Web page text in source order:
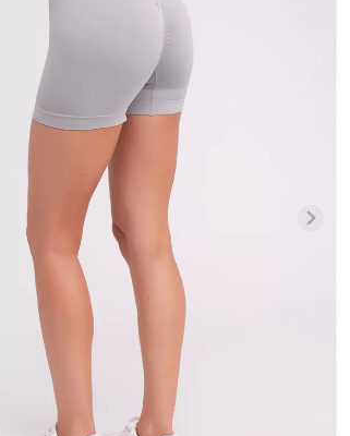
бразилиана с
коррекцией
SHAPEWEAR
(черный) Giulia
грн.
369 грн.